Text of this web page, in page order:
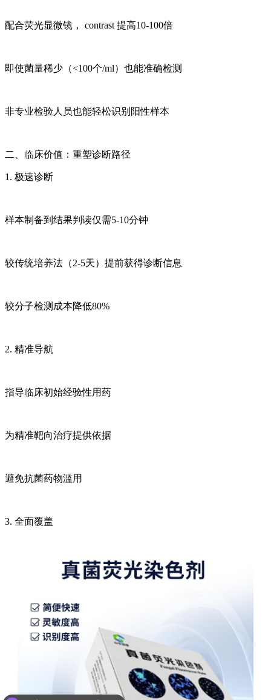
配合荧光显微镜， contrast 提高10-100倍
即使菌量稀少（<100个/ml）也能准确检测
非专业检验人员也能轻松识别阳性样本
二、临床价值：重塑诊断路径
1. 极速诊断
样本制备到结果判读仅需5-10分钟
较传统培养法（2-5天）提前获得诊断信息
较分子检测成本降低80%
2. 精准导航
指导临床初始经验性用药
为精准靶向治疗提供依据
避免抗菌药物滥用
3. 全面覆盖